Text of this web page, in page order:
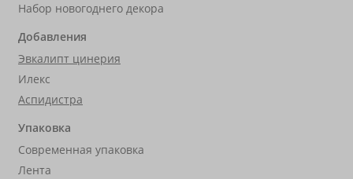
Набор новогоднего декора
Добавления
Эвкалипт цинерия
Илекс
Аспидистра
Упаковка
Современная упаковка
Лента